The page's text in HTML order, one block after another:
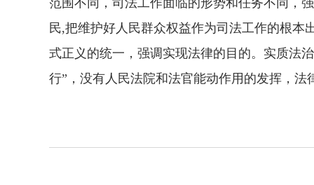
范围不同，司法工作面临的形势和任务不同，
民,把维护好人民群众权益作为司法工作的根
式正义的统一，强调实现法律的目的。实质法
行”，没有人民法院和法官能动作用的发挥，